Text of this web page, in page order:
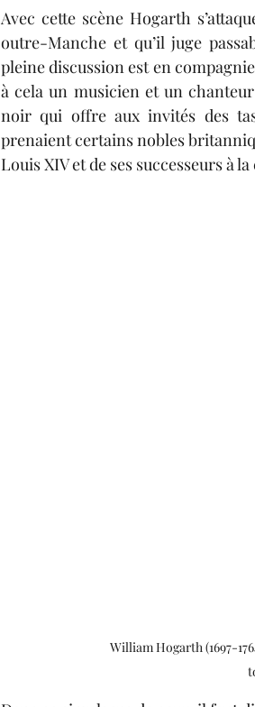
Avec cette scène Hogarth
outre-Manche et qu’il juge
pleine discussion est en
à cela un musicien et un
noir qui offre aux invités des
prenaient certains nobles
Louis XIV et de ses successeurs à
William Hogarth (1697-